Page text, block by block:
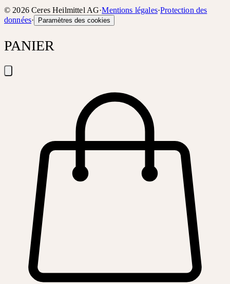
© 2026 Ceres Heilmittel AG·Mentions légales·Protection des
données· Paramètres des cookies
PANIER